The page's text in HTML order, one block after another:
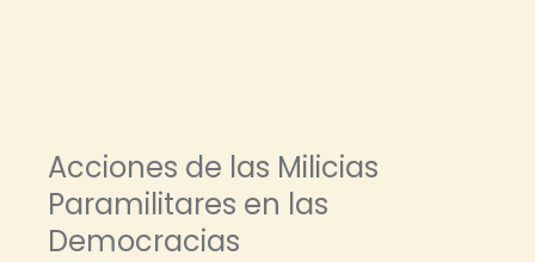
Acciones de las Milicias
Paramilitares en las
Democracias